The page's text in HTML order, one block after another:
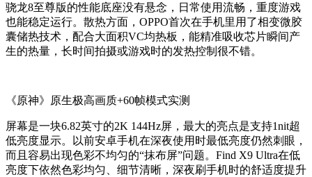
骁龙8至尊版的性能底座没有悬念，日常使用流畅，重度游戏
也能稳定运行。散热方面，OPPO首次在手机里用了相变微胶
囊储热技术，配合大面积VC均热板，能精准吸收芯片瞬间产
生的热量，长时间拍摄或游戏时的发热控制很不错。
《原神》原生极高画质+60帧模式实测
屏幕是一块6.82英寸的2K 144Hz屏，最大的亮点是支持1nit超
低亮度显示。以前安卓手机在深夜使用时最低亮度仍然刺眼，
而且容易出现色彩不均匀的“抹布屏”问题。Find X9 Ultra在低
亮度下依然色彩均匀、细节清晰，深夜刷手机时的舒适度提升